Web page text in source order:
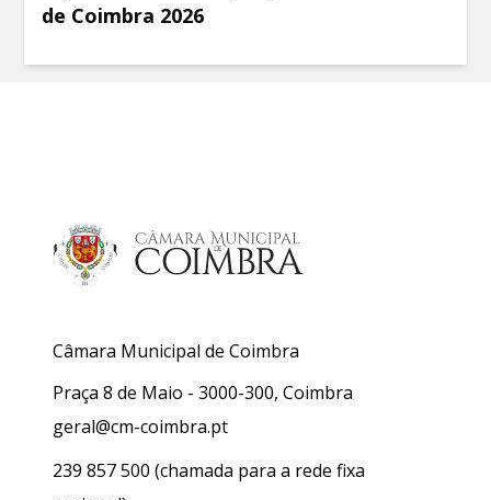
de Coimbra 2026
Câmara Municipal de Coimbra
Praça 8 de Maio - 3000-300, Coimbra
geral@cm-coimbra.pt
239 857 500 (chamada para a rede fixa